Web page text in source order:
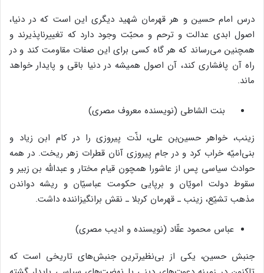
درس امام حسین و هر قهرمان شهید دیگری این است که در دنیا،
اصول ابدی عدالت و ترحم و محبّت وجود دارد که تغییر‌ناپذیرند و
همچنین می‌رساند که هر گاه کسی برای این صفات مقاومت کند و در
راه آن پافشاری کند، آن اصول همیشه در دنیا باقی و پایدار خواهد
ماند.
بنت الشاطی (نویسنده معروف مصری)
زینب، خواهر حسین‌بن علی، لذّت پیروزی را در کام ابن زیاد و
بنی‌امیّه خراب کرد و در جام پیروزی آنان قطرات زهر ریخت. در همه
حوادث سیاسی پس از عاشورا همچون قیام مختار و عبدالله بن زبیر و
سقوط دولت امویّان و برپایی حکومت عباسیّان و ریشه دواندن
مذهب تشیّع، زینب ـ قهرمان کربلا ـ نقش برانگیزاننده داشت.
عباس محمود عقّاد (نویسنده و ادیب مصری)
جنبش حسین، یکی از بی‌نظیرترین جنبش‌های تاریخی است که